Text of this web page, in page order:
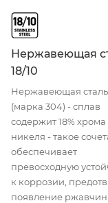
Нержавеющая
18/10
Нержавеющая сталь
(марка 304) - сплав
содержит 18% хрома
никеля - такое
обеспечивает
превосходную
к коррозии,
появление